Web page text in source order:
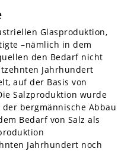
Glasproduktion,
–nämlich in dem
den Bedarf nicht
Jahrhundert
auf der Basis von
Salzproduktion wurde
bergmännische Abbau
Bedarf von Salz als
Jahrhundert noch